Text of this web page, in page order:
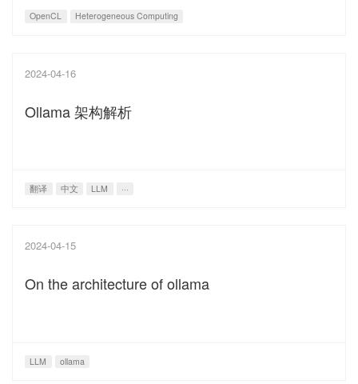
OpenCL Heterogeneous Computing
2024-04-16
Ollama 架构解析
翻译 中文 LLM ···
2024-04-15
On the architecture of ollama
LLM ollama